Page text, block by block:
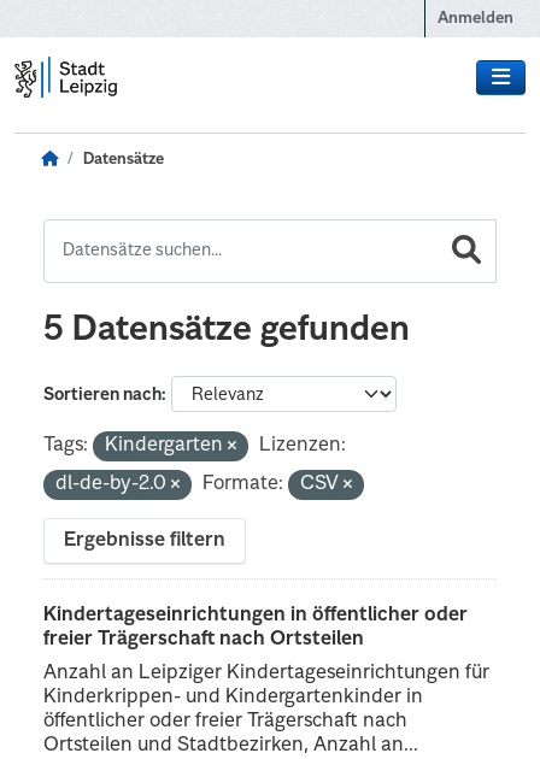
Anmelden
Datensätze
5 Datensätze gefunden
Sortieren nach
Tags: Kindergarten
Lizenzen:
dl-de-by-2.0
Formate: CSV
Ergebnisse filtern
Kindertageseinrichtungen in öffentlicher oder
freier Trägerschaft nach Ortsteilen
Anzahl an Leipziger Kindertageseinrichtungen für
Kinderkrippen- und Kindergartenkinder in
öffentlicher oder freier Trägerschaft nach
Ortsteilen und Stadtbezirken, Anzahl an...